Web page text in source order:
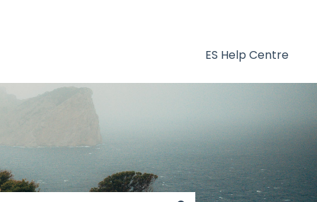
ES Help Centre